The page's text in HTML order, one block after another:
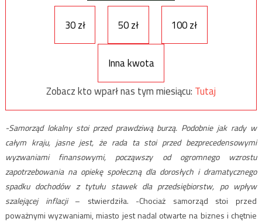
30 zł 50 zł 100 zł
Inna kwota
Zobacz kto wparł nas tym miesiącu: Tutaj
-Samorząd lokalny stoi przed prawdziwą burzą. Podobnie jak rady w
całym kraju, jasne jest, że rada ta stoi przed bezprecedensowymi
wyzwaniami finansowymi, począwszy od ogromnego wzrostu
zapotrzebowania na opiekę społeczną dla dorosłych i dramatycznego
spadku dochodów z tytułu stawek dla przedsiębiorstw, po wpływ
szalejącej inflacji – stwierdziła. -Chociaż samorząd stoi przed
poważnymi wyzwaniami, miasto jest nadal otwarte na biznes i chętnie